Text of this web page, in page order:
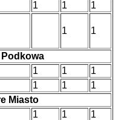
1 1 1
1 1
Podkowa
1 1
1
1 1
1
Miasto
1 1
1